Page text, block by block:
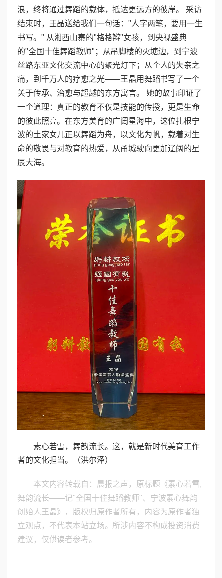
浪，终将通过舞蹈的载体，抵达更远方的彼岸。 采访
结束时，王晶送给我们一句话："人字两笔，要用一生
书写。" 从湘西山寨的"格格辫"女孩，到央视盛典
的"全国十佳舞蹈教师"；从吊脚楼的火塘边，到宁波
丝路东亚文化交流中心的聚光灯下；从个人的失亲之
痛，到千万人的疗愈之光——王晶用舞蹈书写了一个
关于传承、治愈与超越的东方寓言。 她的故事印证了
一个道理：真正的教育不仅是技能的传授，更是生命
的彼此照亮。在东方美育的广阔星海中，这位扎根宁
波的土家女儿正以舞蹈为舟，以文化为帆，载着对生
命的敬畏与对教育的热爱，从甬城驶向更加辽阔的星
辰大海。
素心若雪，舞韵流长。这，就是新时代美育工作
者的文化担当。（洪尔泽）
本文内容转载自：晨报之声，原标题《素心若雪,
舞韵流长——记"全国十佳舞蹈教师"、宁波素心舞韵
创始人王晶》，版权归原作者所有，内容为原作者独
立观点，不代表本站立场。所涉内容不构成投资消费
建议，仅供读者参考。